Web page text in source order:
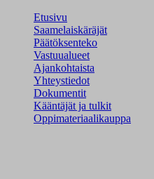
Etusivu
Saamelaiskäräjät
Päätöksenteko
Vastuualueet
Ajankohtaista
Yhteystiedot
Dokumentit
Kääntäjät ja tulkit
Oppimateriaalikauppa